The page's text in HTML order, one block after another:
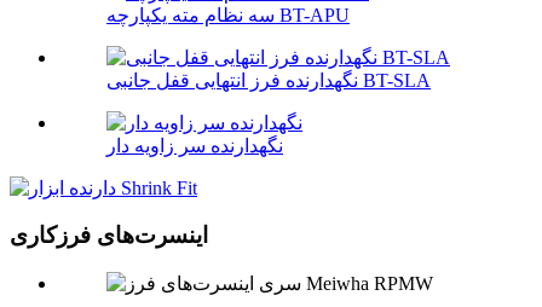
سه نظام مته یکپارچه BT-APU
نگهدارنده فرز انتهایی قفل جانبی BT-SLA
نگهدارنده سر زاویه دار
اینسرت‌های فرزکاری